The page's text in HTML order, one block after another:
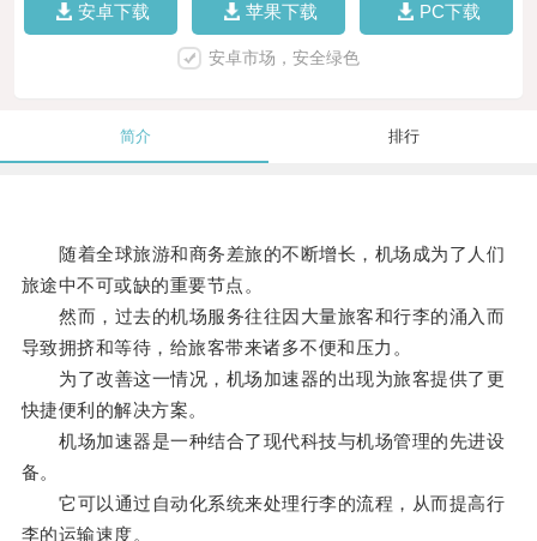
安卓下载 苹果下载 PC下载
安卓市场，安全绿色
简介 排行
随着全球旅游和商务差旅的不断增长，机场成为了人们
旅途中不可或缺的重要节点。
然而，过去的机场服务往往因大量旅客和行李的涌入而
导致拥挤和等待，给旅客带来诸多不便和压力。
为了改善这一情况，机场加速器的出现为旅客提供了更
快捷便利的解决方案。
机场加速器是一种结合了现代科技与机场管理的先进设
备。
它可以通过自动化系统来处理行李的流程，从而提高行
李的运输速度。